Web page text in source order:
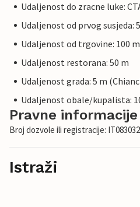
Udaljenost do zracne luke:
Udaljenost od prvog susjeda:
Udaljenost od trgovine: 100 m
Udaljenost restorana: 50 m
Udaljenost grada: 5 m
Udaljenost obale/kupalista:
Pravne informacije
Broj dozvole ili registracije:
Istraži